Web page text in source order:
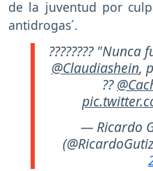
de la juventud por
antidrogas´.
????????
@Claudiashein,
??
— Ricardo